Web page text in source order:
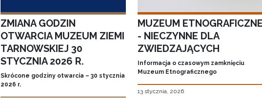
ZMIANA GODZIN
OTWARCIA MUZEUM ZIEMI
TARNOWSKIEJ 30
STYCZNIA 2026 R.
Skrócone godziny otwarcia – 30 stycznia
2026 r.
MUZEUM ETNOGRAFICZNE
- NIECZYNNE DLA
ZWIEDZAJĄCYCH
Informacja o czasowym zamknięciu
Muzeum Etnograficznego
13 stycznia, 2026